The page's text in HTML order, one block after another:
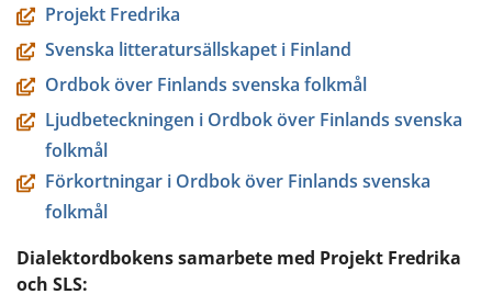
Projekt Fredrika
Svenska litteratursällskapet i Finland
Ordbok över Finlands svenska folkmål
Ljudbeteckningen i Ordbok över Finlands svenska
folkmål
Förkortningar i Ordbok över Finlands svenska
folkmål
Dialektordbokens samarbete med Projekt Fredrika
och SLS: